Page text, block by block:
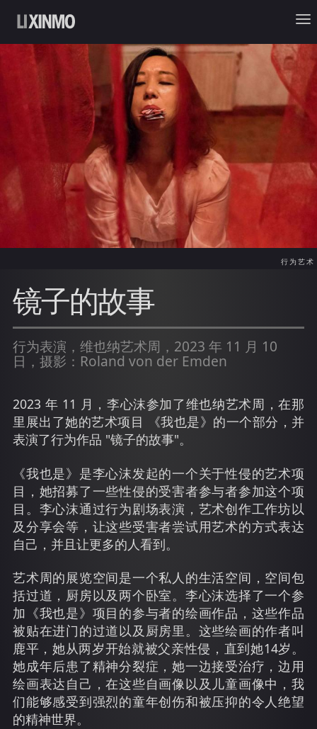
行为艺术
镜子的故事
行为表演，维也纳艺术周，2023 年 11 月 10
日，摄影：Roland von der Emden
2023 年 11 月，李心沫参加了维也纳艺术周，在那
里展出了她的艺术项目 《我也是》的一个部分，并
表演了行为作品 "镜子的故事"。
《我也是》是李心沫发起的一个关于性侵的艺术项
目，她招募了一些性侵的受害者参与者参加这个项
目。李心沫通过行为剧场表演，艺术创作工作坊以
及分享会等，让这些受害者尝试用艺术的方式表达
自己，并且让更多的人看到。
艺术周的展览空间是一个私人的生活空间，空间包
括过道，厨房以及两个卧室。李心沫选择了一个参
加《我也是》项目的参与者的绘画作品，这些作品
被贴在进门的过道以及厨房里。这些绘画的作者叫
鹿平，她从两岁开始就被父亲性侵，直到她14岁。
她成年后患了精神分裂症，她一边接受治疗，边用
绘画表达自己，在这些自画像以及儿童画像中，我
们能够感受到强烈的童年创伤和被压抑的令人绝望
的精神世界。